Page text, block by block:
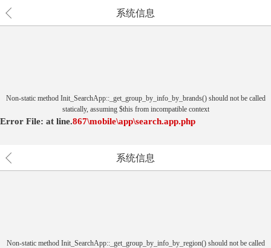
系统信息
Non-static method Init_SearchApp::_get_group_by_info_by_brands() should not be called
statically, assuming $this from incompatible context
Error File: \mobile\app\search.app.php
at 867
line.
系统信息
Non-static method Init_SearchApp::_get_group_by_info_by_region() should not be called